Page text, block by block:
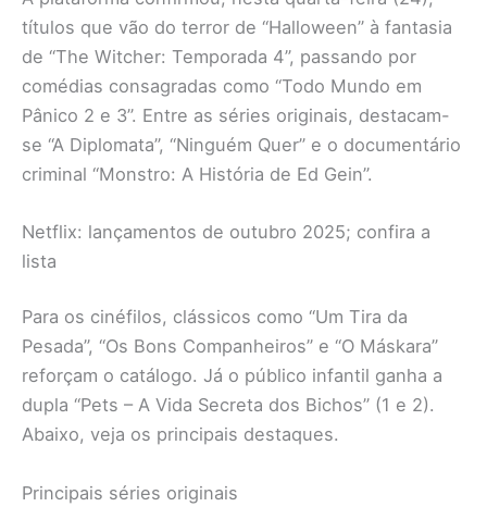
títulos que vão do terror de “Halloween” à fantasia
de “The Witcher: Temporada 4”, passando por
comédias consagradas como “Todo Mundo em
Pânico 2 e 3”. Entre as séries originais, destacam-
se “A Diplomata”, “Ninguém Quer” e o documentário
criminal “Monstro: A História de Ed Gein”.
Netflix: lançamentos de outubro 2025; confira a
lista
Para os cinéfilos, clássicos como “Um Tira da
Pesada”, “Os Bons Companheiros” e “O Máskara”
reforçam o catálogo. Já o público infantil ganha a
dupla “Pets – A Vida Secreta dos Bichos” (1 e 2).
Abaixo, veja os principais destaques.
Principais séries originais